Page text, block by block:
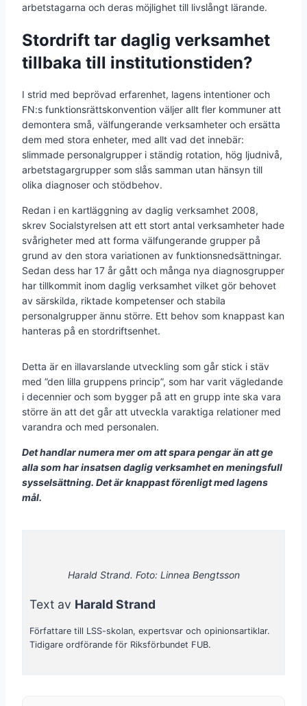
arbetstagarna och deras möjlighet till livslångt lärande.
Stordrift tar daglig verksamhet
tillbaka till institutionstiden?
I strid med beprövad erfarenhet, lagens intentioner och
FN:s funktionsrättskonvention väljer allt fler kommuner att
demontera små, välfungerande verksamheter och ersätta
dem med stora enheter, med allt vad det innebär:
slimmade personalgrupper i ständig rotation, hög ljudnivå,
arbetstagargrupper som slås samman utan hänsyn till
olika diagnoser och stödbehov.
Redan i en kartläggning av daglig verksamhet 2008,
skrev Socialstyrelsen att ett stort antal verksamheter hade
svårigheter med att forma välfungerande grupper på
grund av den stora variationen av funktionsnedsättningar.
Sedan dess har 17 år gått och många nya diagnosgrupper
har tillkommit inom daglig verksamhet vilket gör behovet
av särskilda, riktade kompetenser och stabila
personalgrupper ännu större. Ett behov som knappast kan
hanteras på en stordriftsenhet.
Detta är en illavarslande utveckling som går stick i stäv
med ”den lilla gruppens princip”, som har varit vägledande
i decennier och som bygger på att en grupp inte ska vara
större än att det går att utveckla varaktiga relationer med
varandra och med personalen.
Det handlar numera mer om att spara pengar än att ge
alla som har insatsen daglig verksamhet en meningsfull
sysselsättning. Det är knappast förenligt med lagens
mål.
Harald Strand. Foto: Linnea Bengtsson
Text av Harald Strand
Författare till LSS-skolan, expertsvar och opinionsartiklar.
Tidigare ordförande för Riksförbundet FUB.